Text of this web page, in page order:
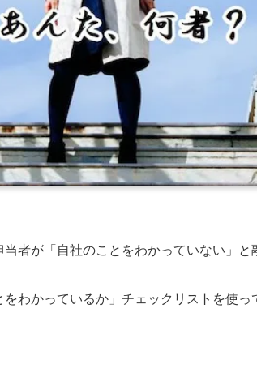
者が「自社のことをわかっていない」と
わかっているか」チェックリストを使